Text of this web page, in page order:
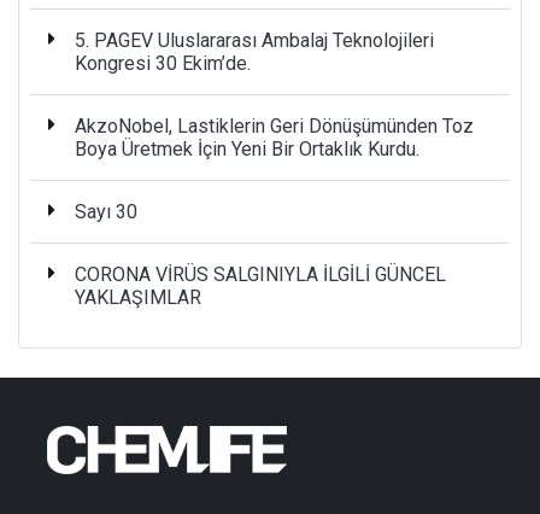
5. PAGEV Uluslararası Ambalaj Teknolojileri
Kongresi 30 Ekim’de.
AkzoNobel, Lastiklerin Geri Dönüşümünden Toz
Boya Üretmek İçin Yeni Bir Ortaklık Kurdu.
Sayı 30
CORONA VİRÜS SALGINIYLA İLGİLİ GÜNCEL
YAKLAŞIMLAR